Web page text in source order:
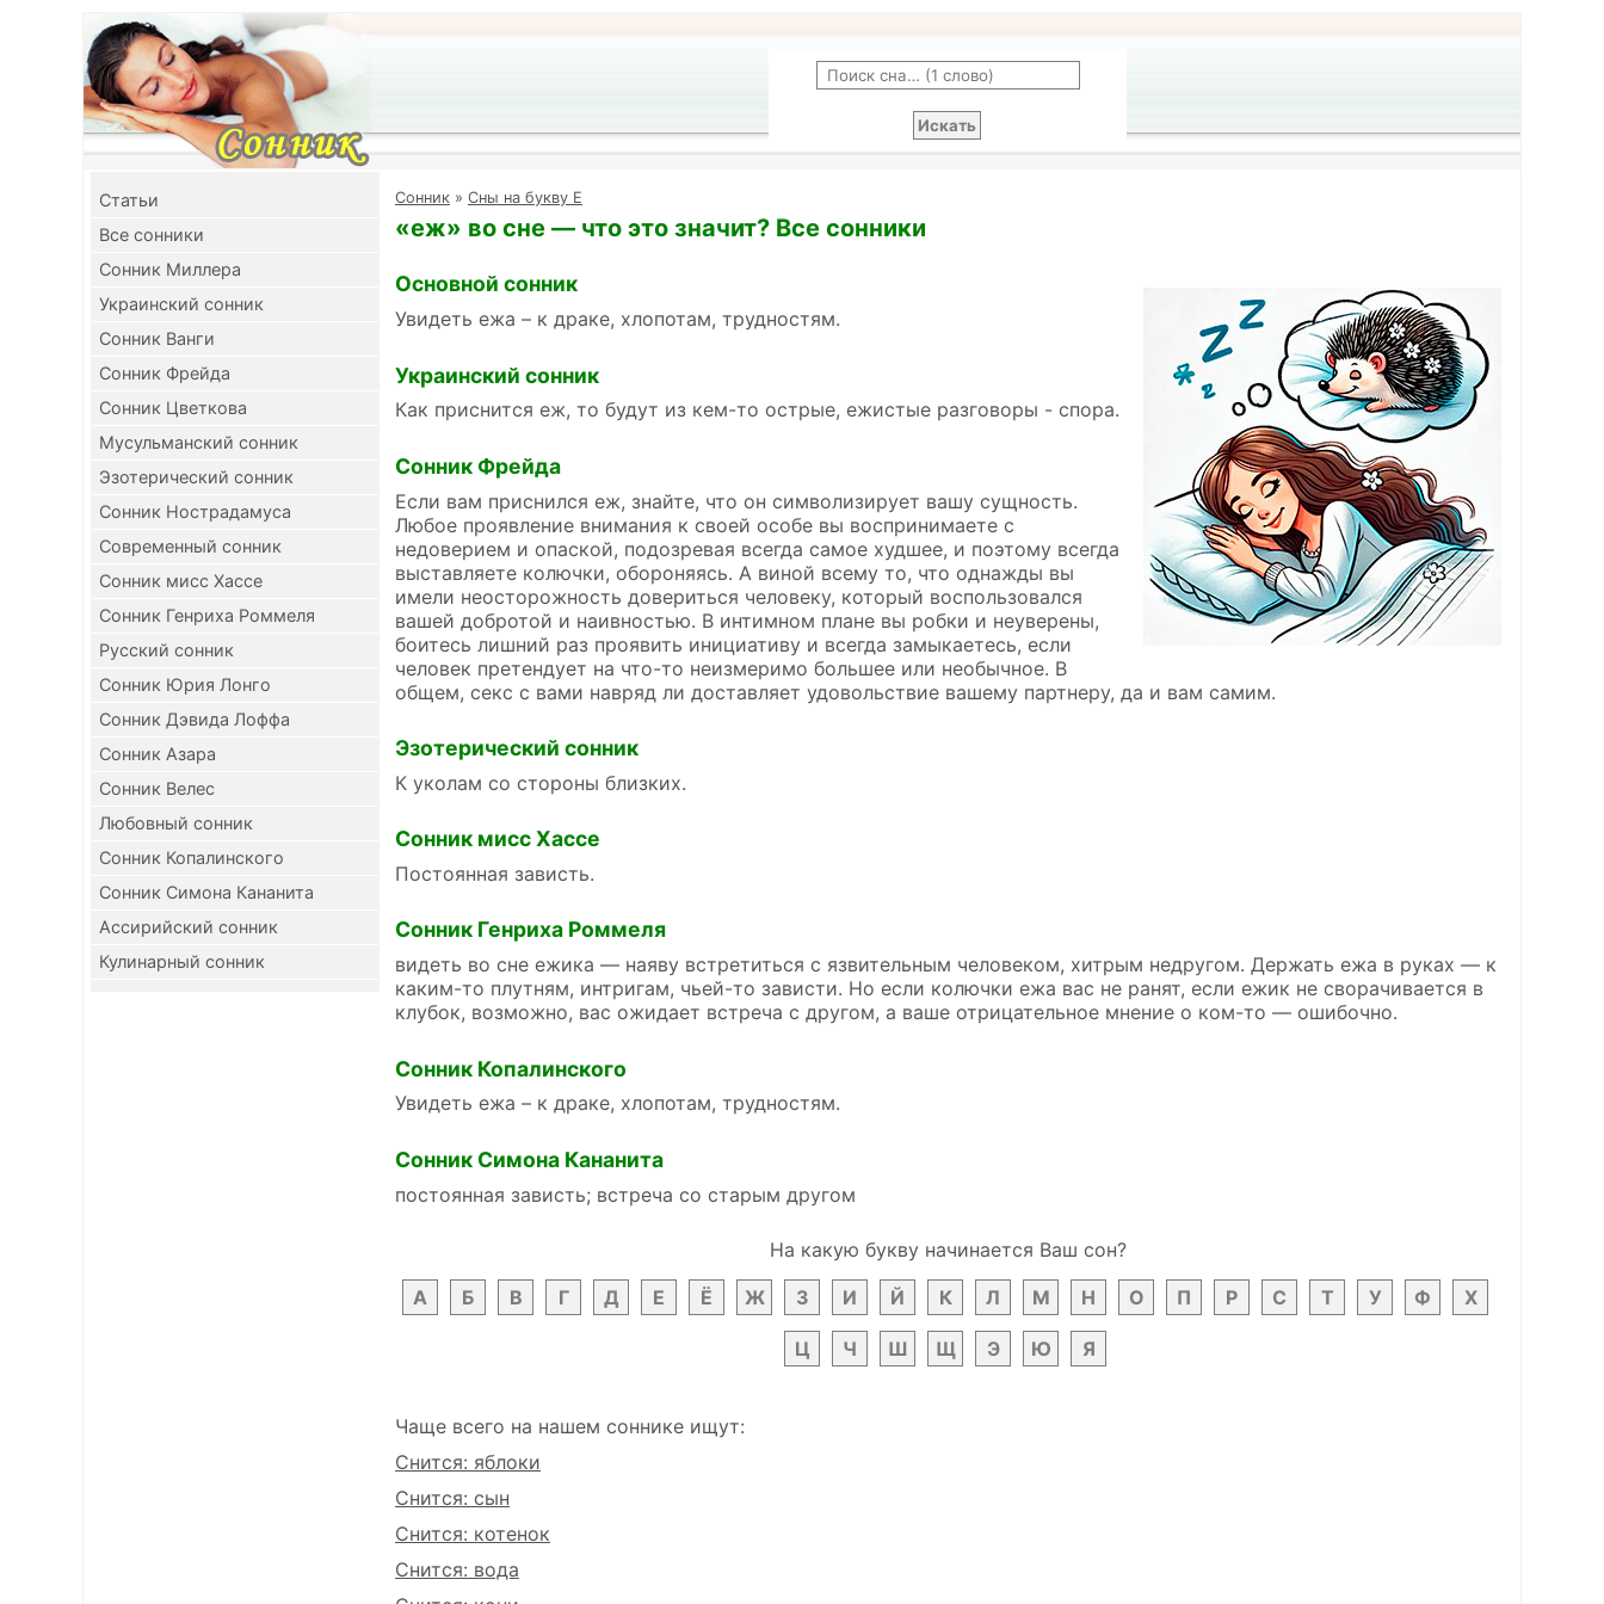
Cтатьи
Все сонники
Сонник Миллера
Украинский сонник
Сонник Ванги
Сонник Фрейда
Сонник Цветкова
Мусульманский сонник
Эзотерический сонник
Сонник Нострадамуса
Современный сонник
Сонник мисс Хассе
Сонник Генриха Роммеля
Русский сонник
Сонник Юрия Лонго
Сонник Дэвида Лоффа
Сонник Азара
Сонник Велес
Любовный сонник
Сонник Копалинского
Сонник Симона Кананита
Ассирийский сонник
Кулинарный сонник
Cонник » Сны на букву Е
«еж» во сне — что это значит? Все сонники
Основной сонник
Увидеть ежа – к драке, хлопотам, трудностям.
Украинский сонник
Как приснится еж, то будут из кем-то острые, ежистые разговоры - спора.
Сонник Фрейда
Если вам приснился еж, знайте, что он символизирует вашу сущность.
Любое проявление внимания к своей особе вы воспринимаете с
недоверием и опаской, подозревая всегда самое худшее, и поэтому всегда
выставляете колючки, обороняясь. А виной всему то, что однажды вы
имели неосторожность довериться человеку, который воспользовался
вашей добротой и наивностью. В интимном плане вы робки и неуверены,
боитесь лишний раз проявить инициативу и всегда замыкаетесь, если
человек претендует на что-то неизмеримо большее или необычное. В
общем, секс с вами навряд ли доставляет удовольствие вашему партнеру, да и вам самим.
Эзотерический сонник
К уколам со стороны близких.
Сонник мисс Хассе
Постоянная зависть.
Сонник Генриха Роммеля
видеть во сне ежика — наяву встретиться с язвительным человеком, хитрым недругом. Держать ежа в руках — к
каким-то плутням, интригам, чьей-то зависти. Но если колючки ежа вас не ранят, если ежик не сворачивается в
клубок, возможно, вас ожидает встреча с другом, а ваше отрицательное мнение о ком-то — ошибочно.
Сонник Копалинского
Увидеть ежа – к драке, хлопотам, трудностям.
Сонник Симона Кананита
постоянная зависть; встреча со старым другом
На какую букву начинается Ваш сон?
А
Б В Г Д Е Ё Ж З И Й К Л М Н О П Р С Т У Ф Х
Ц Ч Ш Щ Э Ю Я
Чаще всего на нашем соннике ищут:
Снится: яблоки
Снится: сын
Снится: котенок
Снится: вода